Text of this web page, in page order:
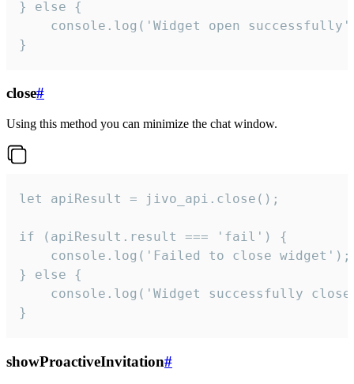
} else {
console.log('Widget open
}
close#
Using this method you can minimize the chat window.
let apiResult = jivo_api.close();
if (apiResult.result === 'fail') {
    console.log('Failed to close widget');
} else {
console.log('Widget successfully
}
showProactiveInvitation#